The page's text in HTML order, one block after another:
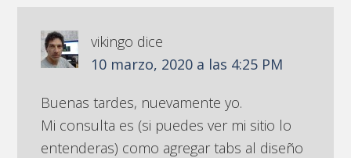
vikingo dice
10 marzo, 2020 a las 4:25 PM
Buenas tardes, nuevamente yo.
Mi consulta es (si puedes ver mi sitio lo
entenderas) como agregar tabs al diseño